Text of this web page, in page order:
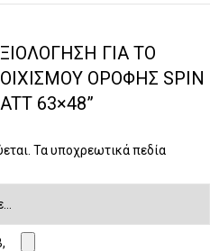
ΓΙΑ ΤΟ
ΟΡΟΦΉΣ SPIN
63×48”
Τα υποχρεωτικά πεδία